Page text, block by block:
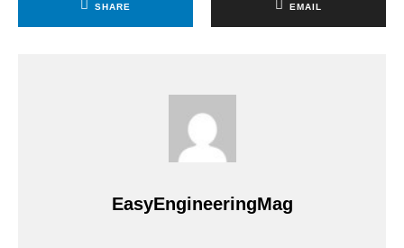
SHARE EMAIL
EasyEngineeringMag